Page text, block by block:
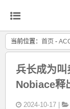
当前位置： 首页 -
兵长成为
Nobiace释
2024-10-17 |